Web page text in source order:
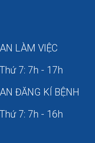
LÀM VIỆC
7: 7h - 17h
ĐĂNG KÍ BỆNH
7: 7h - 16h